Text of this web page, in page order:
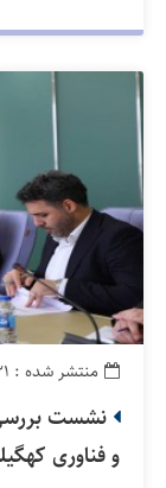
منتشر شده : ۱۴۰۵/۰۴/۳۱
نشست
و فناوری